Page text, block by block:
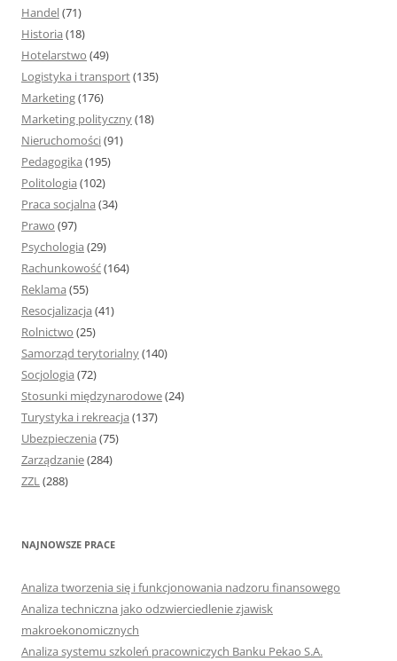
Handel(71)
Historia (18)
Hotelarstwo (49)
Logistyka i transport(135)
Marketing(176)
Marketing polityczny(18)
Nieruchomości(91)
Pedagogika (195)
Politologia (102)
Praca socjalna (34)
Prawo (97)
Psychologia (29)
Rachunkowość(164)
Reklama (55)
Resocjalizacja (41)
Rolnictwo (25)
Samorząd terytorialny(140)
Socjologia (72)
Stosunki międzynarodowe(24)
Turystyka i rekreacja (137)
Ubezpieczenia (75)
Zarządzanie(284)
ZZL(288)
NAJNOWSZE PRACE
Analiza tworzenia się i funkcjonowania nadzoru finansowego
Analiza techniczna jako odzwierciedlenie zjawisk
makroekonomicznych
Analiza systemu szkoleń pracowniczych Banku Pekao S.A.